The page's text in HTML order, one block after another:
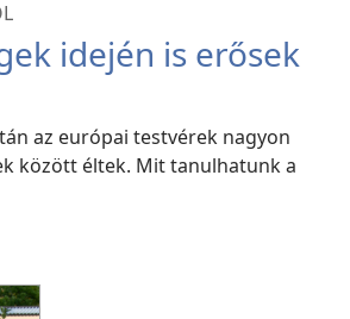
idején is erősek
az európai testvérek nagyon
között éltek. Mit tanulhatunk a